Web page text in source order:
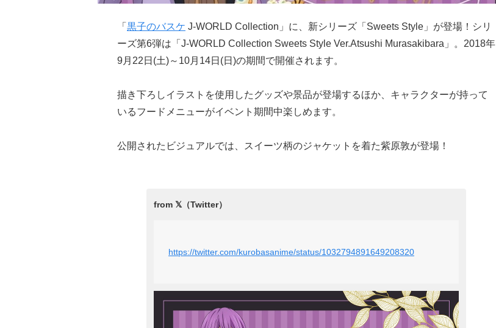
「 黒子のバスケ J-WORLD Collection」に、新シリーズ「Sweets Style」が登場！シリ
ーズ第6弾は「J-WORLD Collection Sweets Style Ver.Atsushi Murasakibara」。2018年
9月22日(土)～10月14日(日)の期間で開催されます。
描き下ろしイラストを使用したグッズや景品が登場するほか、キャラクターが持って
いるフードメニューがイベント期間中楽しめます。
公開されたビジュアルでは、スイーツ柄のジャケットを着た紫原敦が登場！
https://twitter.com/kurobasanime/status/1032794891649208320